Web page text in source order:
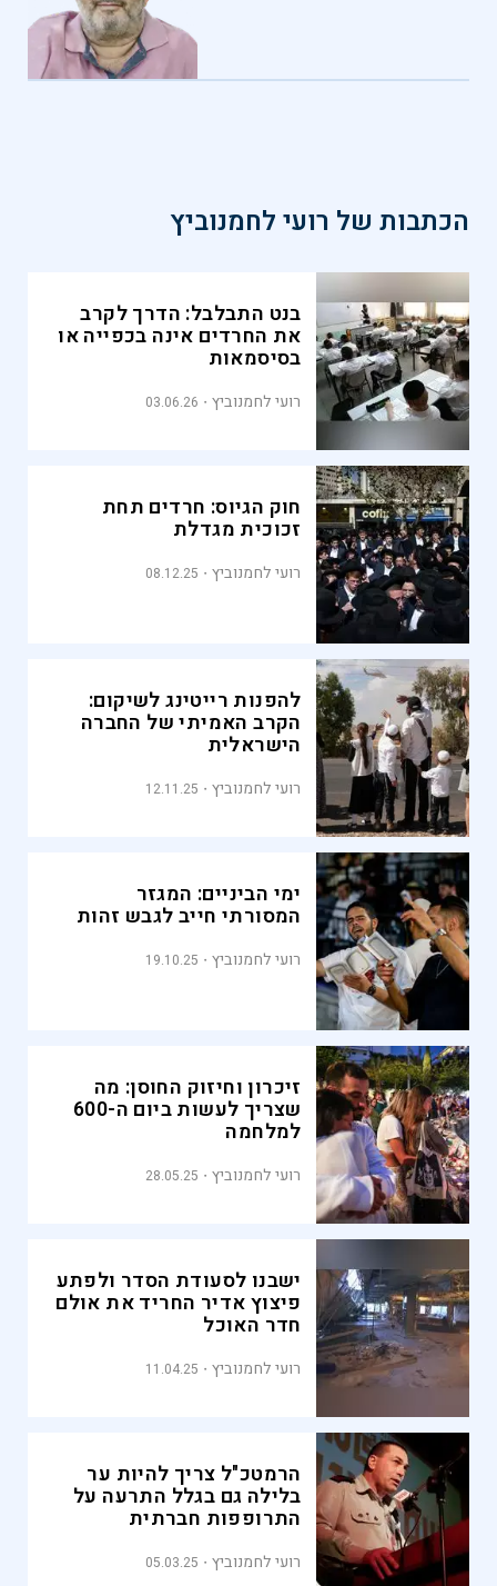
הכתבות של רועי לחמנוביץ
בנט התבלבל: הדרך לקרב
את החרדים אינה בכפייה או
בסיסמאות
רועי לחמנוביץ 03.06.26
חוק הגיוס: חרדים תחת
זכוכית מגדלת
רועי לחמנוביץ 08.12.25
להפנות רייטינג לשיקום:
הקרב האמיתי של החברה
הישראלית
רועי לחמנוביץ 12.11.25
ימי הביניים: המגזר
המסורתי חייב לגבש זהות
רועי לחמנוביץ 19.10.25
זיכרון וחיזוק החוסן: מה
שצריך לעשות ביום ה-600
למלחמה
רועי לחמנוביץ 28.05.25
ישבנו לסעודת הסדר ולפתע
פיצוץ אדיר החריד את אולם
חדר האוכל
רועי לחמנוביץ 11.04.25
הרמטכ"ל צריך להיות ער
בלילה גם בגלל התרעה על
התרופפות חברתית
רועי לחמנוביץ 05.03.25